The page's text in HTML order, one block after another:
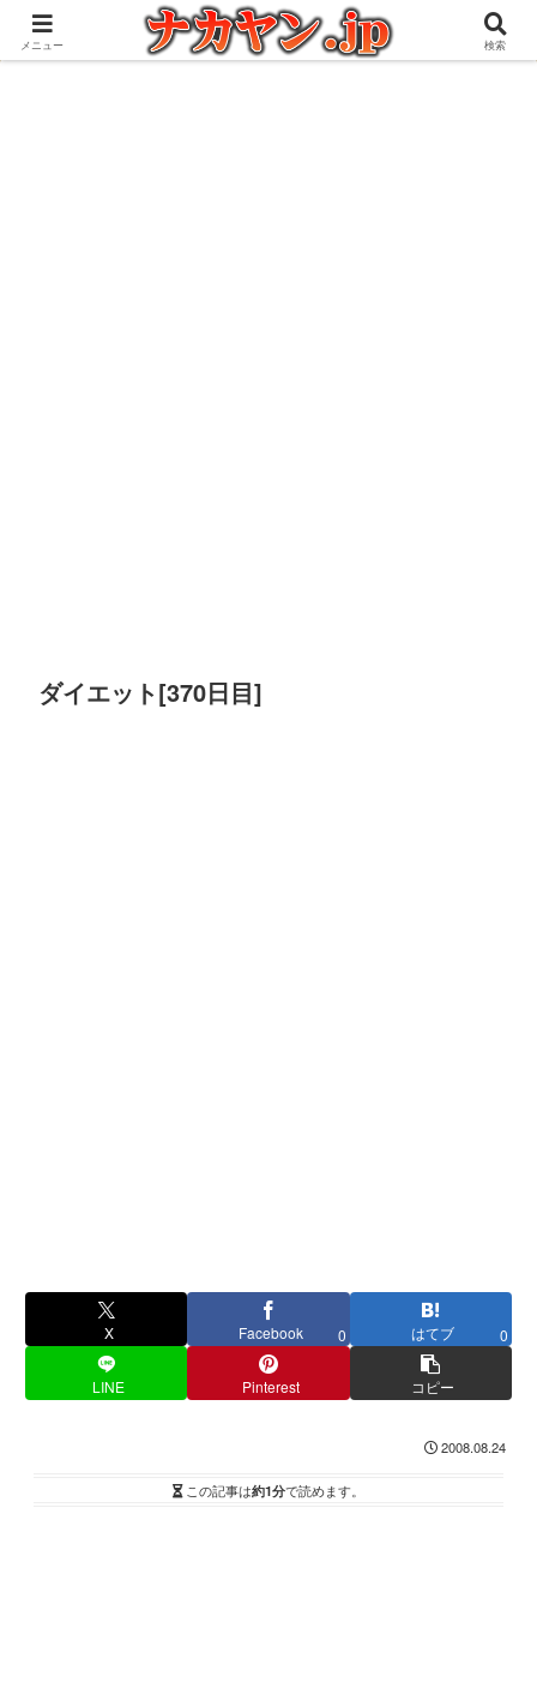
アウトドアとガジェット好きな管理人の愉快な日々を綴るブログ
ダイエット[370日目]
X Facebook 0 はてブ 0
LINE Pinterest コピー
2008.08.24
この記事は約1分で読めます。
メニュー 検索